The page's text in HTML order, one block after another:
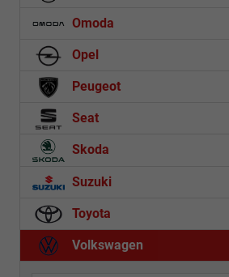
Omoda
Opel
Peugeot
Seat
Skoda
Suzuki
Toyota
Volkswagen